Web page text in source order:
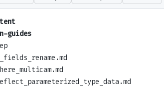
guides